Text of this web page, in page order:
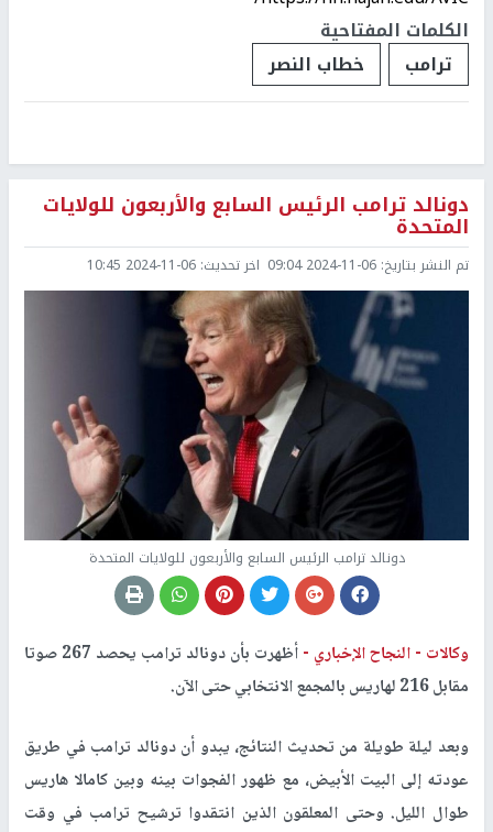
الكلمات المفتاحية
ترامب
خطاب النصر
دونالد ترامب الرئيس السابع والأربعون للولايات
المتحدة
تم النشر بتاريخ: 2024-11-06 09:04 اخر تحديث: 2024-11-06 10:45
دونالد ترامب الرئيس السابع والأربعون للولايات المتحدة
وكالات -النجاح الإخباري -
أظهرت بأن دونالد ترامب يحصد 267 صوتا
مقابل 216 لهاريس بالمجمع الانتخابي حتى الآن.
وبعد ليلة طويلة من تحديث النتائج، يبدو أن دونالد ترامب في طريق
عودته إلى البيت الأبيض، مع ظهور الفجوات بينه وبين كامالا هاريس
طوال الليل. وحتى المعلقون الذين انتقدوا ترشيح ترامب في وقت